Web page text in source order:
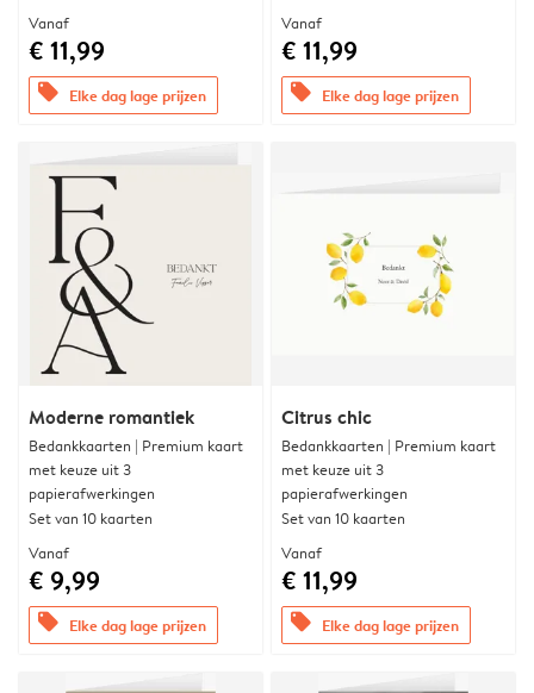
Vanaf
€ 11,99
offers Elke dag lage prijzen
Vanaf
€ 11,99
offers Elke dag lage prijzen
Moderne romantiek
Bedankkaarten | Premium kaart
met keuze uit 3
papierafwerkingen
Set van 10 kaarten
Vanaf
€ 9,99
offers Elke dag lage prijzen
Citrus chic
Bedankkaarten | Premium kaart
met keuze uit 3
papierafwerkingen
Set van 10 kaarten
Vanaf
€ 11,99
offers Elke dag lage prijzen